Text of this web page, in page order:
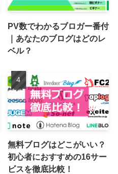
PV数でわかるブロガー番付
｜あなたのブログはどのレ
ベル？
無料ブログはどこがいい？
初心者におすすめの16サー
ビスを徹底比較！